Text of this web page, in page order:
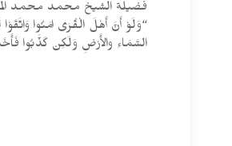
فضيلة الشيخ محمد محمد
“وَلَوْ أَنَّ أَهْلَ الْقُرَى امَنُوا
السَّمَاءِ والأَرْضِ وَلَكِن كَذَّبُوا